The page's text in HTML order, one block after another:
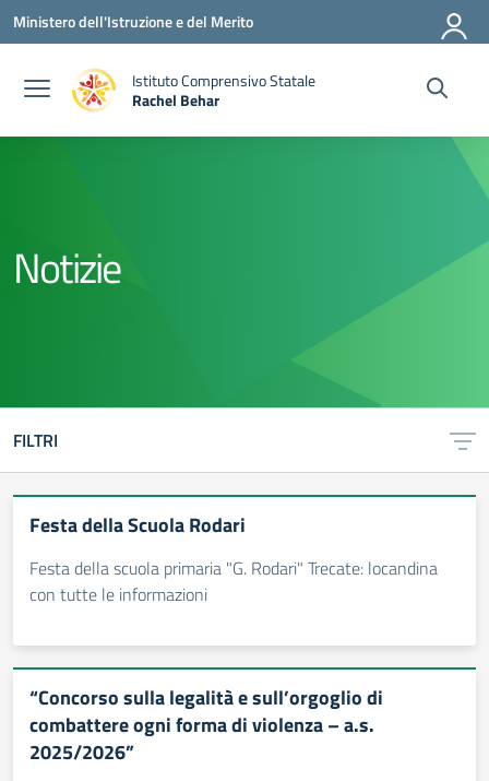
Vai ai contenuti
Vai al menu di navigazione
Vai al footer
Ministero dell'Istruzione e del Merito
Istituto Comprensivo Statale
Rachel Behar
Notizie
FILTRI
Festa della Scuola Rodari
Festa della scuola primaria "G. Rodari" Trecate: locandina
con tutte le informazioni
“Concorso sulla legalità e sull’orgoglio di
combattere ogni forma di violenza – a.s.
2025/2026”